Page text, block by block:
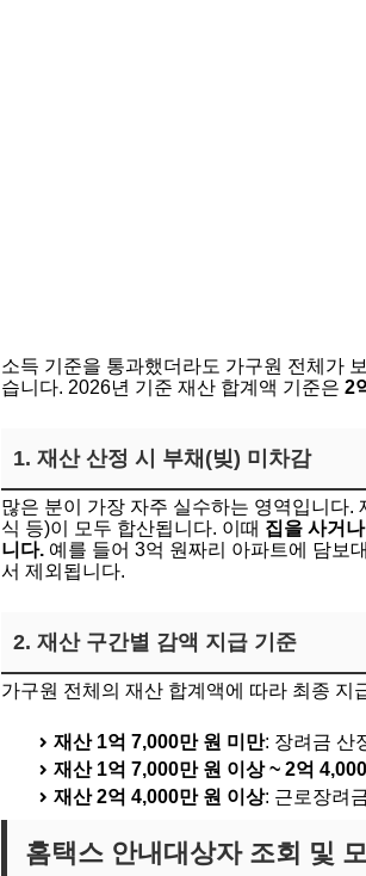
소득 기준을 통과했더라도 가구원 전체가
습니다. 2026년 기준 재산 합계액 기준은 2
1. 재산 산정 시 부채(빚) 미차감
많은 분이 가장 자주 실수하는 영역입니다.
식 등)이 모두 합산됩니다. 이때 집을 사거
니다. 예를 들어 3억 원짜리 아파트에 담보
서 제외됩니다.
2. 재산 구간별 감액 지급 기준
가구원 전체의 재산 합계액에 따라 최종 지
재산 1억 7,000만 원 미만: 장려금 산
재산 1억 7,000만 원 이상 ~ 2억
재산 2억 4,000만 원 이상: 근로장려
홈택스 안내대상자 조회 및